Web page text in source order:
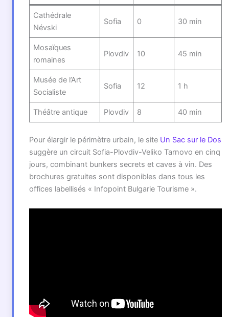
Cathédrale
Névski
Sofia 0 30 min
Mosaïques
romaines
Plovdiv 10 45 min
Musée de l’Art
Socialiste
Sofia 12 1 h
Théâtre antique Plovdiv 8 40 min
Pour élargir le périmètre urbain, le site Un Sac sur le Dos
suggère un circuit Sofia-Plovdiv-Veliko Tarnovo en cinq
jours, combinant bunkers secrets et caves à vin. Des
brochures gratuites sont disponibles dans tous les
offices labellisés « Infopoint Bulgarie Tourisme ».